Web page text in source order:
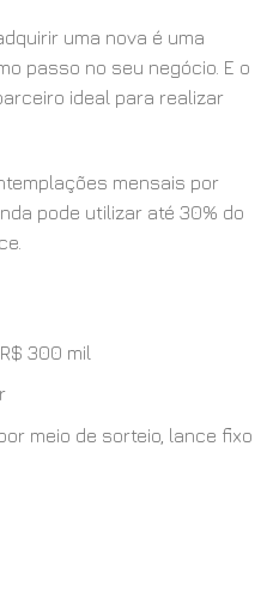
uma nova é uma
passo no seu negócio. E o
ideal para realizar
mensais por
pode utilizar até 30% do
300 mil
meio de sorteio, lance fixo